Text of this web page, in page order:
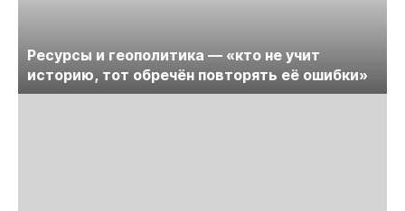
Ресурсы и геополитика — «кто не учит
историю, тот обречён повторять её ошибки»